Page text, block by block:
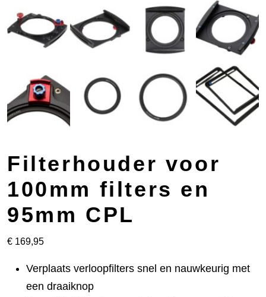
Filterhouder voor
100mm filters en
95mm CPL
€ 169,95
Verplaats verloopfilters snel en nauwkeurig met
een draaiknop